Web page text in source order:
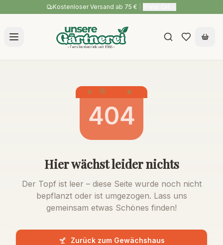
Kostenloser Versand ab 75 €
404
Hier wächst leider nichts
Der Topf ist leer – diese Seite wurde noch nicht
bepflanzt oder ist umgezogen. Lass uns
gemeinsam etwas Schönes finden!
Zurück zum Gewächshaus